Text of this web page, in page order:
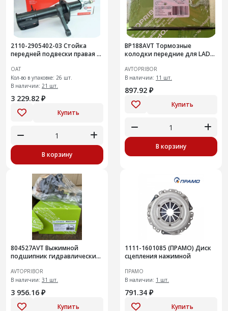
2110-2905402-03 Стойка
передней подвески правая с
ОАТ
Кол-во в упаковке: 26 шт.
В наличии: 21 шт.
3 229.82 ₽
Купить
В корзину
BP188AVT Тормозные
колодки передние для LADA
AVTOPRIBOR
В наличии: 11 шт.
897.92 ₽
Купить
В корзину
804527AVT Выжимной
подшипник гидравлический
AVTOPRIBOR
В наличии: 31 шт.
3 956.16 ₽
Купить
1111-1601085 (ПРАМО) Диск
сцепления нажимной
ПРАМО
В наличии: 1 шт.
791.34 ₽
Купить